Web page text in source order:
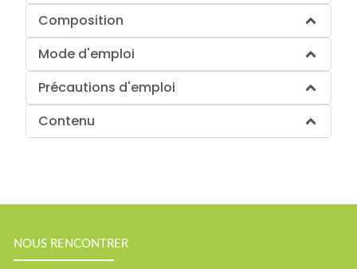
Composition
Mode d'emploi
Précautions d'emploi
Contenu
NOUS RENCONTRER